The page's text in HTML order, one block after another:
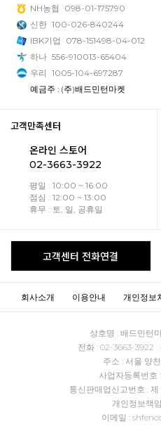
NH농협
098-01-175790
신한 100-026-840244
IBK기업
078-151498-04-012
하나 556-910013-65404
우리 1005-104-697287
예금주 : (주)배드민턴마켓
고객만족센터
온라인 스토어
02-3663-3922
평일 : 10:00 ~ 16:00
점심 : 12:00 ~ 13:00
휴무 : 토, 일, 공휴일
고객센터 전화연결
회사소개 이용안내 개인정보
상호명 : 배드민턴
전화 : 02-3663-3922
주소 : 서울 양
사업자등록번호
통신판매업신고번호 :
개인정보책
이메일 :